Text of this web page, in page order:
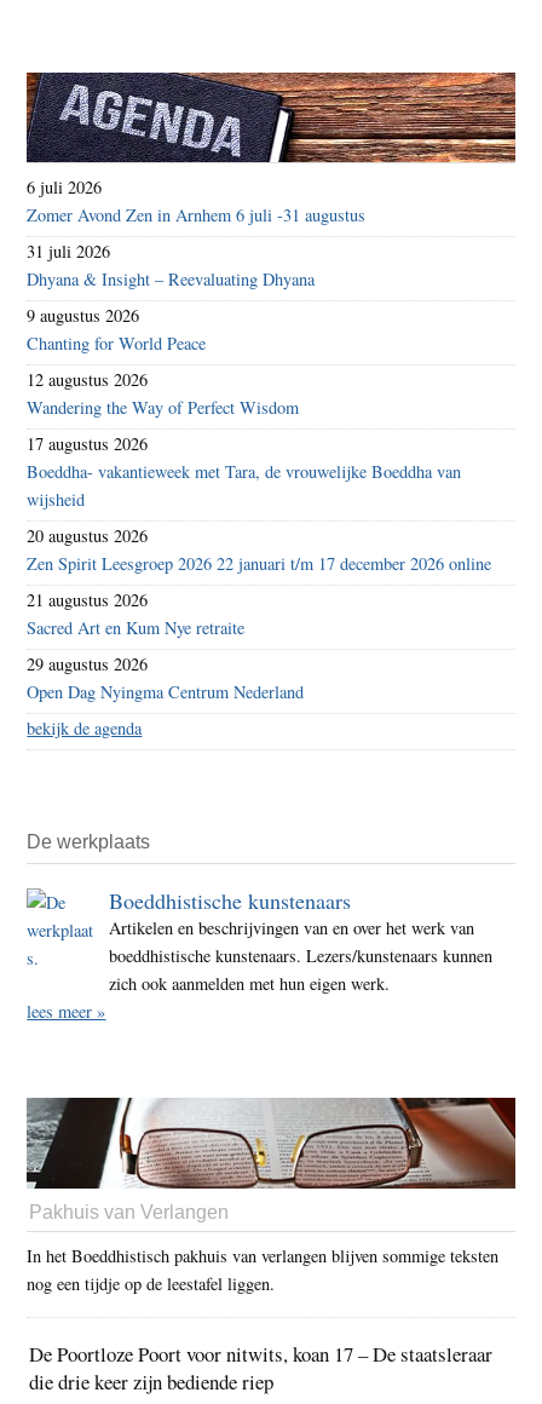
6 juli 2026
Zomer Avond Zen in Arnhem 6 juli -31 augustus
31 juli 2026
Dhyana & Insight – Reevaluating Dhyana
9 augustus 2026
Chanting for World Peace
12 augustus 2026
Wandering the Way of Perfect Wisdom
17 augustus 2026
Boeddha- vakantieweek met Tara, de vrouwelijke Boeddha van
wijsheid
20 augustus 2026
Zen Spirit Leesgroep 2026 22 januari t/m 17 december 2026 online
21 augustus 2026
Sacred Art en Kum Nye retraite
29 augustus 2026
Open Dag Nyingma Centrum Nederland
bekijk de agenda
De werkplaats
Boeddhistische kunstenaars
Artikelen en beschrijvingen van en over het werk van
boeddhistische kunstenaars. Lezers/kunstenaars kunnen
zich ook aanmelden met hun eigen werk.
lees meer »
Pakhuis van Verlangen
In het Boeddhistisch pakhuis van verlangen blijven sommige teksten
nog een tijdje op de leestafel liggen.
De Poortloze Poort voor nitwits, koan 17 – De staatsleraar
die drie keer zijn bediende riep